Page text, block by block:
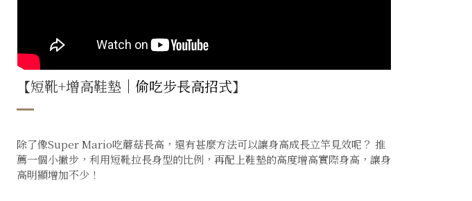
【短靴+增高鞋墊 ｜偷吃步長高招式】
除了像Super Mario吃蘑菇長高，還有甚麼方法可以讓身高成長立竿見效呢？ 推
薦一個小撇步，利用短靴拉長身型的比例，再配上鞋墊的高度增高實際身高，讓身
高明顯增加不少！